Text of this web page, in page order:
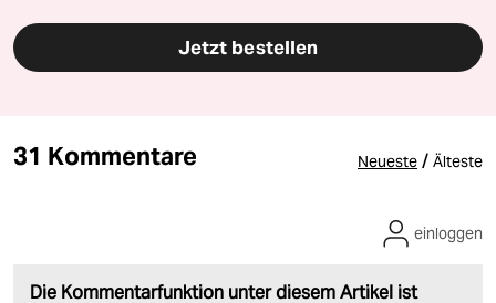
Jetzt bestellen
31 Kommentare Neueste / Älteste
Die Kommentarfunktion unter diesem Artikel ist
einloggen